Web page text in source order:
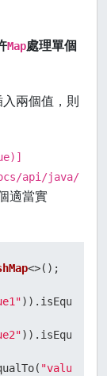
Map處理單個
兩個值，則
api/java/
適當實
<>();
)).isEqualTo(
)).isEqualTo(
"value2"